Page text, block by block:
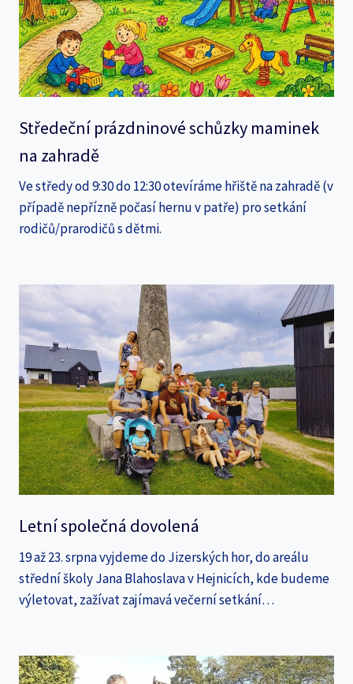
Středeční prázdninové schůzky maminek
na zahradě
Ve středy od 9:30 do 12:30 otevíráme hřiště na zahradě (v
případě nepřízně počasí hernu v patře) pro setkání
rodičů/prarodičů s dětmi.
Letní společná dovolená
19 až 23. srpna vyjdeme do Jizerských hor, do areálu
střední školy Jana Blahoslava v Hejnicích, kde budeme
výletovat, zažívat zajímavá večerní setkání…